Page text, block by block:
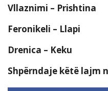
Vllaznimi – Prishtina
Feronikeli – Llapi
Drenica – Keku
Shpërndaje këtë lajm